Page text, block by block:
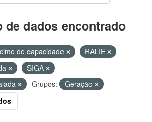
de dados encontrado
de capacidade
RALIE
SIGA
Grupos:
Geração